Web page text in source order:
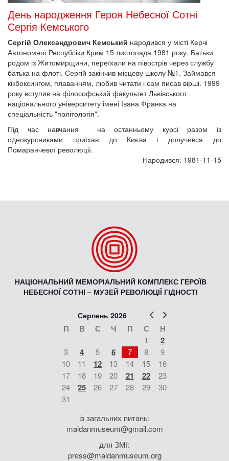
День народження Героя Небесної Сотні
Сергія Кемського
Сергій Олександрович Кемський народився у місті Керчі
Автономної Республіки Крим 15 листопада 1981 року. Батьки
родом із Житомирщини, переїхали на півострів через службу
батька на флоті. Сергій закінчив місцеву школу №1. Займався
кікбоксингом, плаванням, любив читати і сам писав вірші. 1999
року вступив на філософський факультет Львівського
національного університету імені Івана Франка на
спеціальність "політологія".
Під час навчання на останньому курсі разом із
однокурсниками приїхав до Києва і долучився до
Помаранчевої революції.
Народився: 1981-11-15
НАЦІОНАЛЬНИЙ МЕМОРІАЛЬНИЙ КОМПЛЕКС ГЕРОЇВ
НЕБЕСНОЇ СОТНІ – МУЗЕЙ РЕВОЛЮЦІЇ ГІДНОСТІ
Попер
Серпень 2026
П В С Ч П С Н
1 2
3 4 5 6 7 8
9
10
11 12 13 14 15
16
17
18 19 20 21 22
23
24
25 26 27 28 29
30
31
із загальних питань:
maidanmuseum@gmail.com
для ЗМІ:
press@maidanmuseum.org